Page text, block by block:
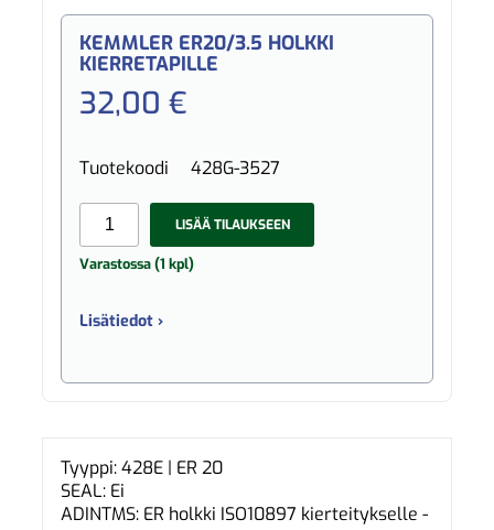
KEMMLER ER20/3.5 HOLKKI
KIERRETAPILLE
32,00 €
Tuotekoodi 428G-3527
LISÄÄ TILAUKSEEN
Varastossa (1 kpl)
Lisätiedot ›
Tyyppi: 428E | ER 20
SEAL: Ei
ADINTMS: ER holkki ISO10897 kierteitykselle -